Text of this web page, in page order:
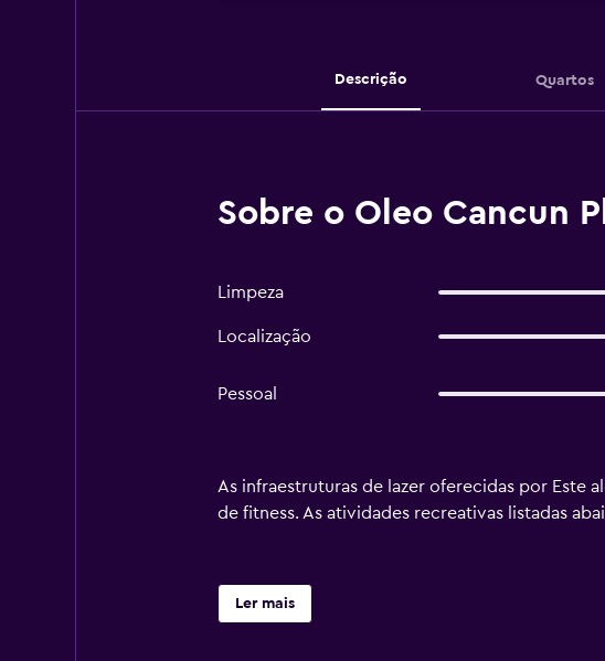
Descrição Quartos
Sobre o Oleo Cancun
Limpeza
Localização
Pessoal
As infraestruturas de lazer oferecidas por Este
de fitness. As atividades recreativas listadas
Ler mais